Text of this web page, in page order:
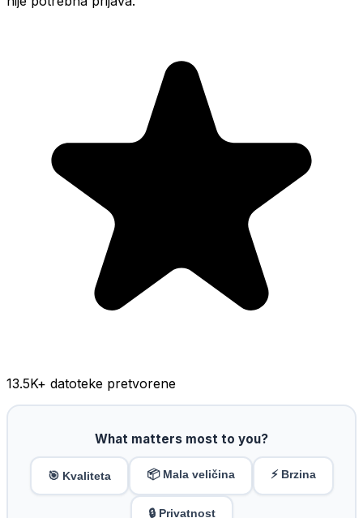
13.5K+ datoteke pretvorene
What matters most to you?
🎯 Kvaliteta 📦 Mala veličina ⚡ Brzina
🔒 Privatnost